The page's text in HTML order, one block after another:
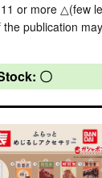
or more △(few
publication
〇